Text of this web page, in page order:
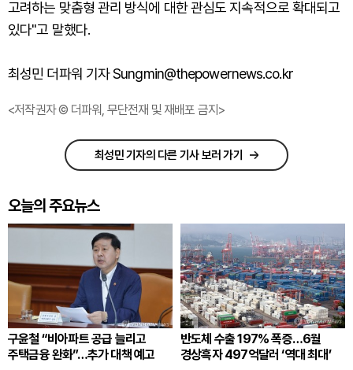
고려하는 맞춤형 관리 방식에 대한 관심도 지속적으로 확대되고
있다"고 말했다.
최성민 더파워 기자 Sungmin@thepowernews.co.kr
<저작권자 © 더파워, 무단전재 및 재배포 금지>
최성민 기자의 다른 기사 보러 가기
오늘의 주요뉴스
구윤철 “비아파트 공급 늘리고
주택금융 완화”…추가 대책 예고
반도체 수출 197% 폭증…6월
경상흑자 497억달러 ‘역대 최대’